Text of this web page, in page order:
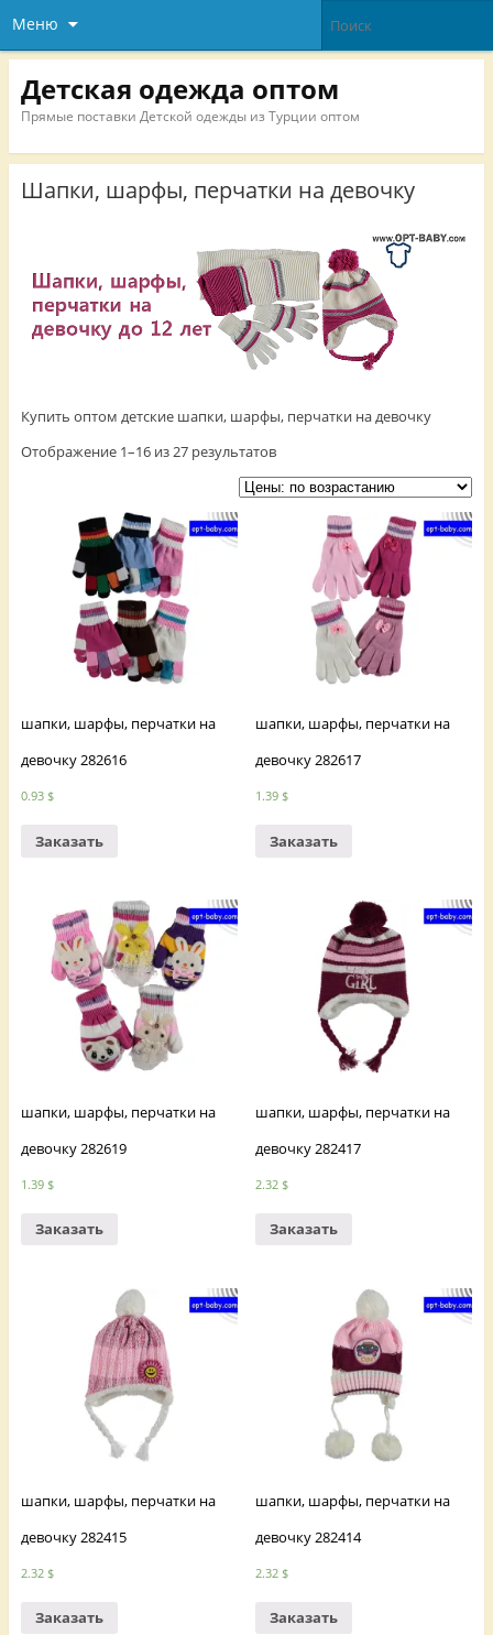
Меню
Детская одежда оптом
Прямые поставки Детской одежды из Турции оптом
Шапки, шарфы, перчатки на девочку
Купить оптом детские шапки, шарфы, перчатки на девочку
Отображение 1–16 из 27 результатов
шапки, шарфы, перчатки на
девочку 282616
0.93 $
Заказать
шапки, шарфы, перчатки на
девочку 282617
1.39 $
Заказать
шапки, шарфы, перчатки на
девочку 282619
1.39 $
Заказать
шапки, шарфы, перчатки на
девочку 282417
2.32 $
Заказать
шапки, шарфы, перчатки на
девочку 282415
2.32 $
Заказать
шапки, шарфы, перчатки на
девочку 282414
2.32 $
Заказать